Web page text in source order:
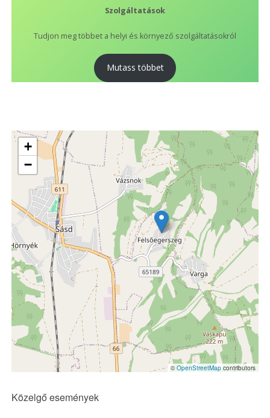
Szolgáltatások
Tudjon meg többet a helyi és környező szolgáltatásokról
Mutass többet
+
−
©OpenStreetMap contributors
Közelgő események